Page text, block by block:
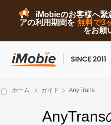
iMobieのお客様へ緊
アの利用期間を 無料で3
をお願
ロック解除&データ復元
データ転送
ホーム ガイド AnyTrans
AnyTrans